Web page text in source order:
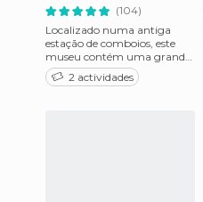
(104)
Localizado numa antiga
estação de comboios, este
museu contém uma grande
colecção de obras
pertencentes aos fundos do
2 actividades